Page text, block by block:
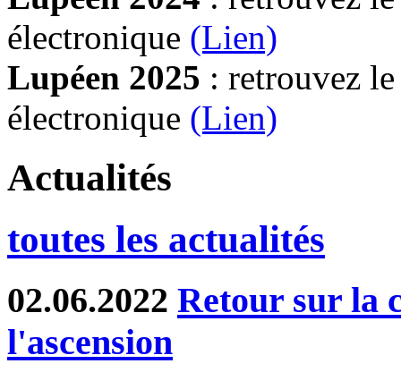
électronique (Lien)
Lupéen 2025 : retrouvez
électronique (Lien)
Actualités
toutes les actualités
02.06.2022 Retour sur la
l'ascension